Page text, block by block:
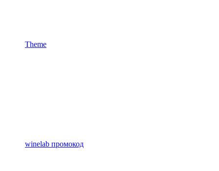
Theme
winelab промокод